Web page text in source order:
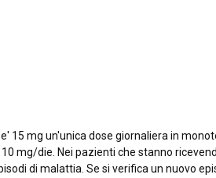
15 mg un'unica dose giornaliera in
mg/die. Nei pazienti che stanno
di malattia. Se si verifica un nuovo